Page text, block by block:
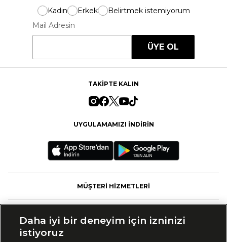
Kadın Erkek
Belirtmek istemiyorum
Mail Adresin
ÜYE OL
TAKİPTE KALIN
UYGULAMAMIZI İNDİRİN
MÜŞTERİ HİZMETLERİ
Daha iyi bir deneyim için izninizi
istiyoruz